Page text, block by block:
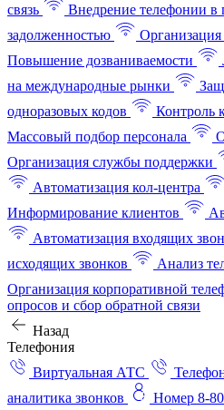
связь
Внедрение телефонии в
задолженностью
Организация
Повышение дозваниваемости
на международные рынки
одноразовых кодов
Контроль
Массовый подбор персонала
Организация службы поддержки
Автоматизация кол-центра
Информирование клиентов
Автоматизация входящих
исходящих звонков
Анализ
Организация корпоративной
опросов и сбор обратной связи
Назад
Телефония
Виртуальная АТС
аналитика звонков
Номер 8-